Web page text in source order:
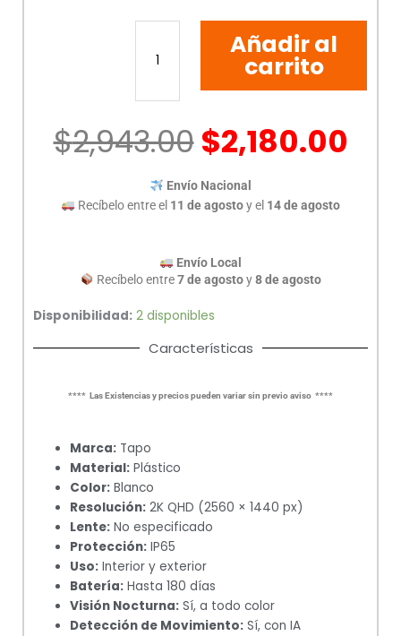
CAMARA
BATERIA
C420S1
Añadir al
carrito
$2,943.00$2,180.00
Envío Nacional
Recíbelo entre el 11 de agostoy el 14 de agosto
Envío Local
Recíbelo entre7 de agostoy8 de agosto
Disponibilidad: 2 disponibles
Características
**** Las Existencias y precios pueden variar sin previo aviso ****
Marca: Tapo
Material: Plástico
Color: Blanco
Resolución: 2K QHD (2560 × 1440 px)
Lente: No especificado
Protección: IP65
Uso: Interior y exterior
Batería: Hasta 180 días
Visión Nocturna: Sí, a todo color
Detección de Movimiento: Sí, con IA